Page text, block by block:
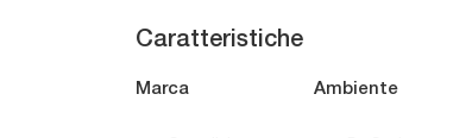
Caratteristiche
Marca Ambiente